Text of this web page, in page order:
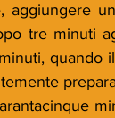
aggiungere
tre minuti
quando